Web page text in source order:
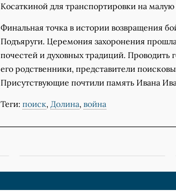
Косаткиной для транспортировки на малую
Финальная точка в истории возвращения
Подъяруги. Церемония захоронения
почестей и духовных традиций. Проводить
его родственники, представители
Присутствующие почтили память Ивана
Теги: поиск, Долина, война